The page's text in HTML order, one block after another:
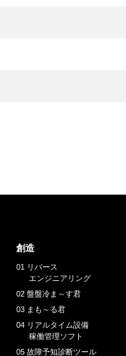
創造
01 リバース
エンジニアリング
02 盤盤冷ま～す君
03 まも～る君
04 リアルタイム設備
稼働管理ソフト
05 故障予知診断ツール